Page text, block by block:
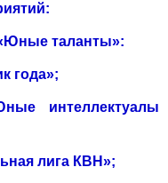
таланты»:
года»;
интеллектуалы
лига КВН»;